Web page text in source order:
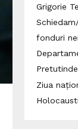
Grigorie
fonduri
Ziua